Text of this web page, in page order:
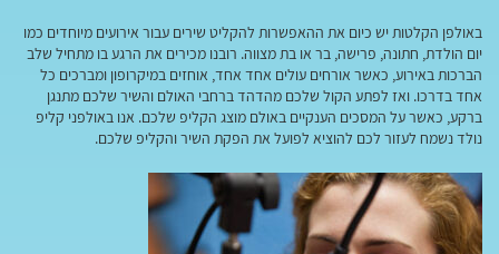
באולפן הקלטות יש כיום את ההאפשרות להקליט שירים עבור אירועים מיוחדים כמו
יום הולדת, חתונה, פרישה, בר או בת מצווה. רובנו מכירים את הרגע בו מתחיל שלב
הברכות באירוע, כאשר אורחים עולים אחד אחד, אוחזים במיקרופון ומברכים כל
אחד בדרכו. ואז לפתע הקול שלכם מהדהד ברחבי האולם והשיר שלכם מתנגן
ברקע, כאשר על המסכים הענקיים באולם מוצג הקליפ שלכם. אנו באולפני קליפ
נולד נשמח לעזור לכם להוציא לפועל את הפקת השיר והקליפ שלכם.